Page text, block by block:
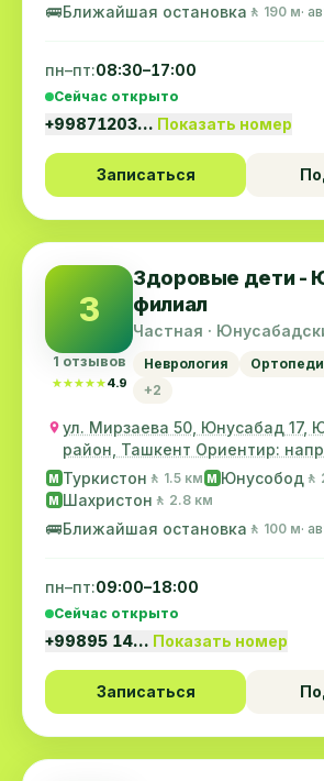
🚌Ближайшая остановка 🚶 190 м·
пн–пт:08:30–17:00
Сейчас открыто
+99871203… Показать номер
Записаться
З
1 отзывов
★★★★★
★★★★★4.9
Здоровые дети -
филиал
Частная ·
Неврология
+2
ул. Мирзаева 50, Юнусабад 17,
район, Ташкент Ориентир:
клини...
M Туркистон 🚶 1.5 км M Юнусобод 🚶
M Шахристон 🚶 2.8 км
🚌Ближайшая остановка 🚶 100 м·
пн–пт:09:00–18:00
Сейчас открыто
+99895 14… Показать номер
Записаться